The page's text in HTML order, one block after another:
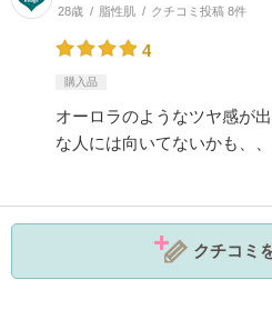
28歳 脂性肌 クチコミ投稿 8件
4
購入品
オーロラのようなツヤ感が
な人には向いてないかも、、
クチコミ